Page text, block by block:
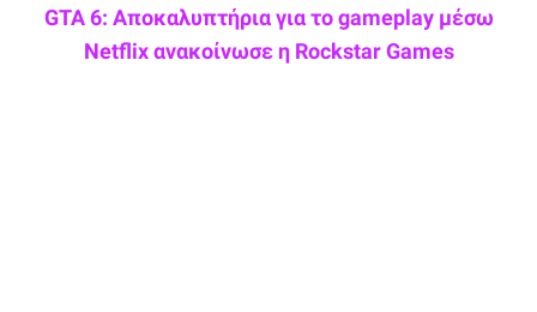
GTA 6: Αποκαλυπτήρια για το gameplay μέσω
Netflix ανακοίνωσε η Rockstar Games